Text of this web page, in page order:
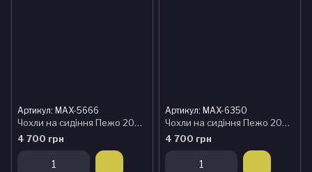
Артикул: MAX-5666
Чохли на сидіння Пежо 208 (Peugeot 208) модельні MAX з екошкіри
4 700 грн
Артикул: MAX-6350
Чохли на сидіння Пежо 208 (Peugeot 208) модельні MAX з екошкіри Чорно-сірий, графіт
4 700 грн